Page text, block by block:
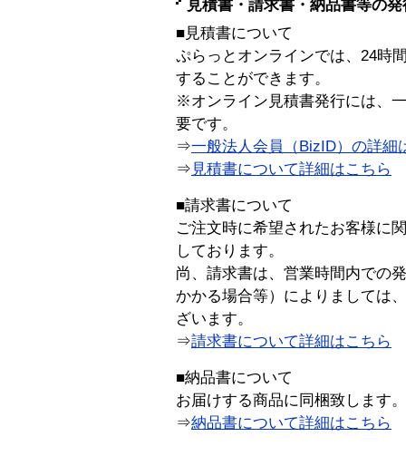
見積書・請求書・納品書等の
■見積書について
ぷらっとオンラインでは、24時
することができます。
※オンライン見積書発行には、
要です。
⇒一般法人会員（BizID）の詳細
⇒ 見積書について詳細はこちら
■請求書について
ご注文時に希望されたお客様に
しております。
尚、請求書は、営業時間内での
かかる場合等）によりましては
ざいます。
⇒請求書について詳細はこちら
■納品書について
お届けする商品に同梱致します。
⇒納品書について詳細はこちら